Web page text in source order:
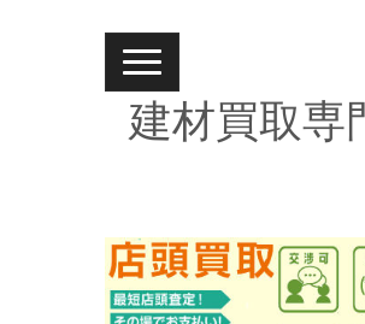
N
a
v
i
g
建材買取専